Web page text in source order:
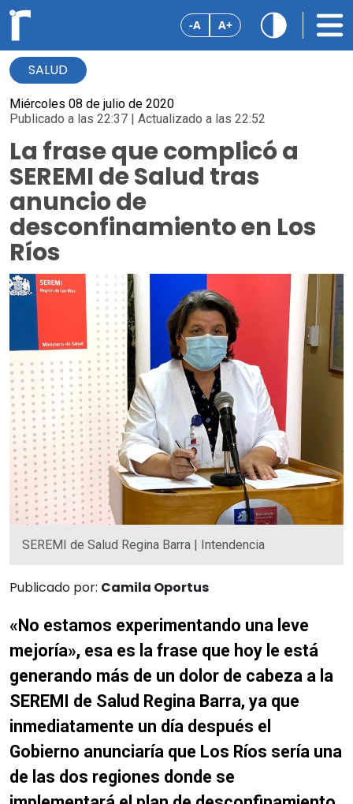
-A A+
SALUD
Miércoles 08 de julio de 2020
Publicado a las 22:37 | Actualizado a las 22:52
La frase que complicó a
SEREMI de Salud tras
anuncio de
desconfinamiento en Los
Ríos
SEREMI de Salud Regina Barra | Intendencia
Publicado por: Camila Oportus
«No estamos experimentando una leve
mejoría», esa es la frase que hoy le está
generando más de un dolor de cabeza a la
SEREMI de Salud Regina Barra, ya que
inmediatamente un día después el
Gobierno anunciaría que Los Ríos sería una
de las dos regiones donde se